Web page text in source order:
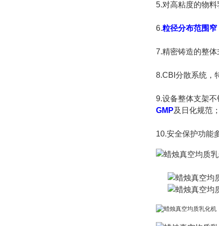
5.对高粘度的物
6.粒径分布范围窄
7.精密铸造的整
8.CBI分散系统，
9.设备整体支架
GMP及日化规范
10.安全保护功能